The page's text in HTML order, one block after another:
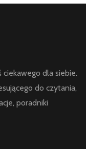
ciekawego dla siebie.
do czytania,
poradniki